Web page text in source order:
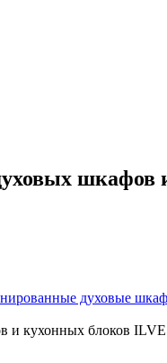
шкафов
духовые
и кухонных блоков